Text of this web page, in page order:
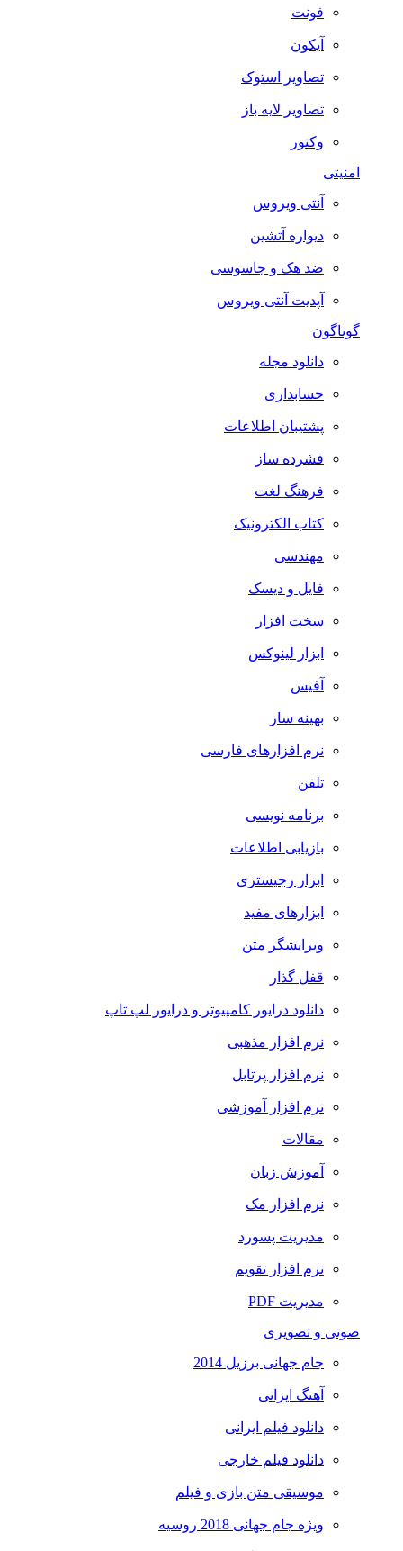
فونت
آیکون
تصاویر استوک
تصاویر لایه باز
وکتور
امنیتی
آنتی ویروس
دیواره آتشین
ضد هک و جاسوسی
آپدیت آنتی ویروس
گوناگون
دانلود مجله
حسابداری
پشتیبان اطلاعات
فشرده ساز
فرهنگ لغت
کتاب الکترونیک
مهندسی
فایل و دیسک
سخت افزار
ابزار لینوکس
آفیس
بهینه ساز
نرم افزارهای فارسی
تلفن
برنامه نویسی
بازیابی اطلاعات
ابزار رجیستری
ابزارهای مفید
ویرایشگر متن
قفل گذار
دانلود درایور کامپیوتر و درایور لپ تاپ
نرم افزار مذهبی
نرم افزار پرتابل
نرم افزار آموزشی
مقالات
آموزش زبان
نرم افزار مک
مدیریت پسورد
نرم افزار تقویم
مدیریت PDF
صوتی و تصویری
جام جهانی برزیل 2014
آهنگ ایرانی
دانلود فیلم ایرانی
دانلود فیلم خارجی
موسیقی متن بازی و فیلم
ویژه جام جهانی 2018 روسیه